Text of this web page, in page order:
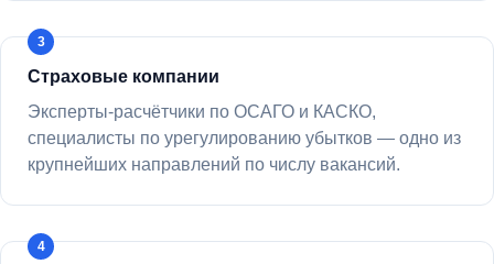
Страховые компании
Эксперты-расчётчики по ОСАГО и КАСКО,
специалисты по урегулированию убытков — одно из
крупнейших направлений по числу вакансий.